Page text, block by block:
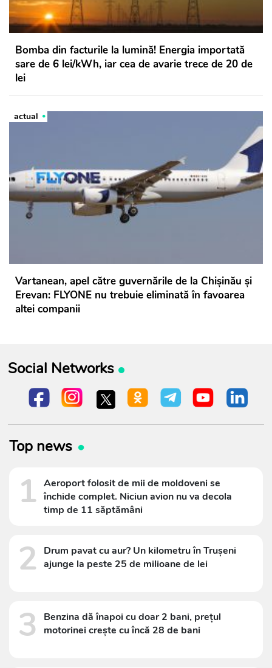
Bomba din facturile la lumină! Energia importată
sare de 6 lei/kWh, iar cea de avarie trece de 20 de
lei
actual
Vartanean, apel către guvernările de la Chișinău și
Erevan: FLYONE nu trebuie eliminată în favoarea
altei companii
Social Networks
Top news
1 Aeroport folosit de mii de moldoveni se
închide complet. Niciun avion nu va decola
timp de 11 săptămâni
2
Drum pavat cu aur? Un kilometru în Trușeni
ajunge la peste 25 de milioane de lei
3
Benzina dă înapoi cu doar 2 bani, prețul
motorinei crește cu încă 28 de bani